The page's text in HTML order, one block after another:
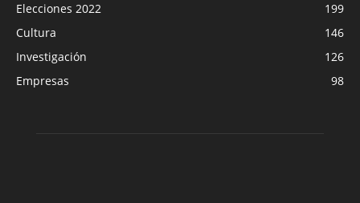
Elecciones 2022
199
Cultura
146
Investigación
126
Empresas
98